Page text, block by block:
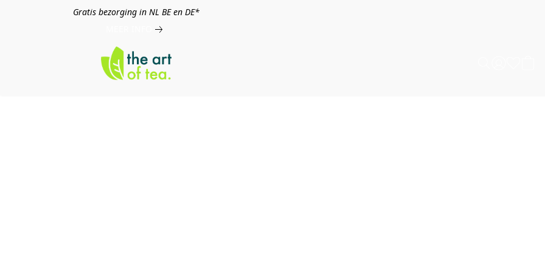
Gratis bezorging in NL BE en DE*